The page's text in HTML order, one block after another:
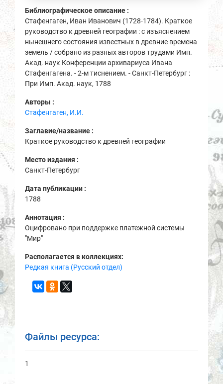
Библиографическое описание :
Стафенгаген, Иван Иванович (1728-1784). Краткое
руководство к древней географии : с изъяснением
нынешнего состояния известных в древние времена
земель / собрано из разных авторов трудами Имп.
Акад. наук Конференции архивариуса Ивана
Стафенгагена. - 2-м тиснением. - Санкт-Петербург :
При Имп. Акад. наук, 1788
Авторы :
Стафенгаген, И.И.
Заглавие/название :
Краткое руководство к древней географии
Место издания :
Санкт-Петербург
Дата публикации :
1788
Аннотация :
Оцифровано при поддержке платежной системы
"Мир"
Располагается в коллекциях:
Редкая книга (Русский отдел)
Файлы ресурса:
1